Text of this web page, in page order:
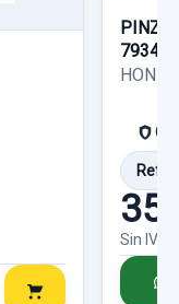
IZQUIERDA
usado.
PINZA
793439
Ref:
Sin IVA,